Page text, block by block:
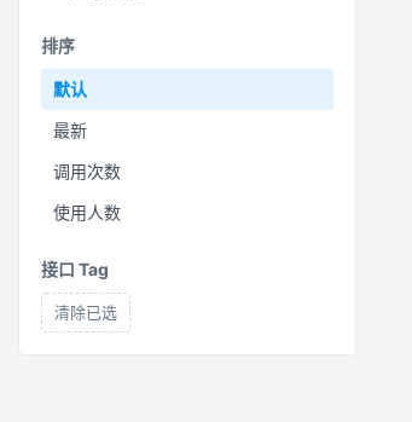
排序
默认
最新
调用次数
使用人数
接口 Tag
清除已选